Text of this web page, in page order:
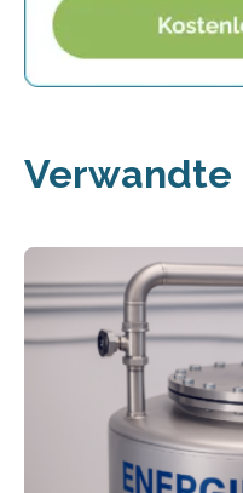
Verwandte